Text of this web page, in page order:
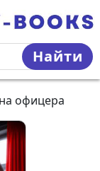
Найти
офицера